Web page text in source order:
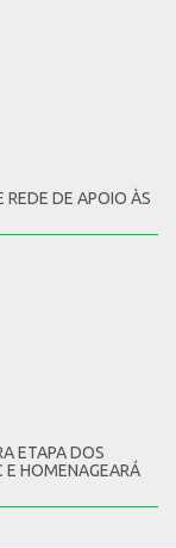
REDE DE APOIO ÀS
ETAPA DOS
E HOMENAGEARÁ